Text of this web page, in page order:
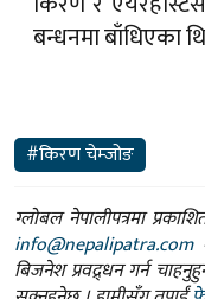
बन्धनमा बाँधिएका
#किरण चेम्जोङ
ग्लोबल नेपालीपत्रमा
info@nepalipatra.com
बिजनेश प्रवद्र्धन गर्न